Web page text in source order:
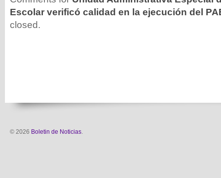
Escolar verificó calidad en la ejecución del
closed.
© 2026 Boletin de Noticias.